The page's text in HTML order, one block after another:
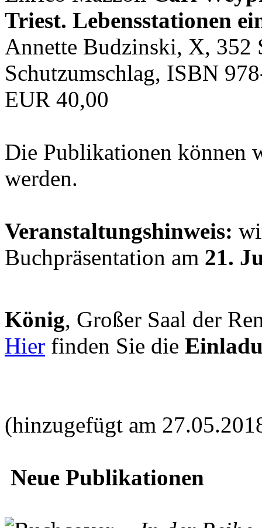
Triest. Lebensstationen
Annette Budzinski, X, 352
Schutzumschlag, ISBN
EUR 40,00
Die Publikationen können
werden.
Veranstaltungshinweis:
Buchpräsentation am 21.
König, Großer Saal der
Hier finden Sie die
(hinzugefügt am
Neue Publikationen